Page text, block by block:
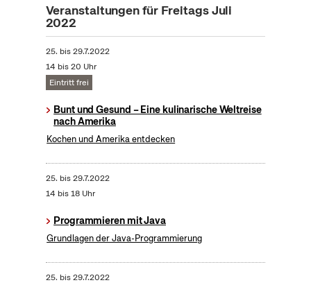
Veranstaltungen für Freitags Juli
2022
25. bis29.7.2022
14 bis 20 Uhr
Eintritt frei
Bunt und Gesund – Eine kulinarische Weltreise
nach Amerika
Kochen und Amerika entdecken
25. bis29.7.2022
14 bis 18 Uhr
Programmieren mit Java
Grundlagen der Java-Programmierung
25. bis29.7.2022